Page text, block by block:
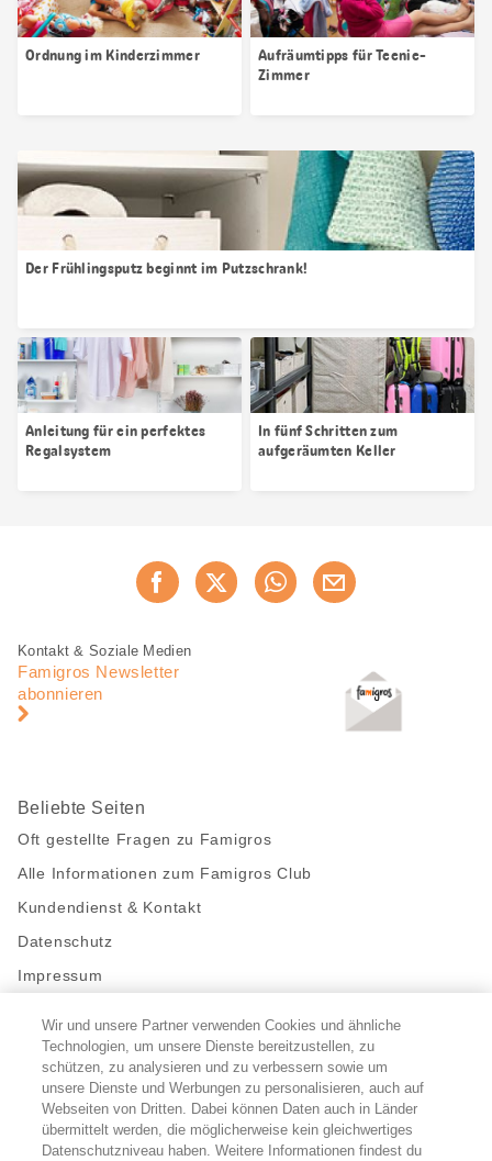
Ordnung im Kinderzimmer
Aufräumtipps für Teenie-
Zimmer
Der Frühlingsputz beginnt im Putzschrank!
Anleitung für ein perfektes
Regalsystem
In fünf Schritten zum
aufgeräumten Keller
Jetzt weiterempfehlen
Fusszeile
Fusszeile
Navigation
Kontakt & Soziale Medien
Famigros Newsletter
abonnieren
Beliebte Seiten
Oft gestellte Fragen zu Famigros
Alle Informationen zum Famigros Club
Kundendienst & Kontakt
Datenschutz
Impressum
Bleibe mit uns in Kontakt
Facebook
https://twitter.com/migros
https://www.youtube.com/user/
PinterestInstagram
Cookie-Einstellungen
Wir und unsere Partner verwenden Cookies und ähnliche
Technologien, um unsere Dienste bereitzustellen, zu
schützen, zu analysieren und zu verbessern sowie um
unsere Dienste und Werbungen zu personalisieren, auch auf
Webseiten von Dritten. Dabei können Daten auch in Länder
übermittelt werden, die möglicherweise kein gleichwertiges
Datenschutzniveau haben. Weitere Informationen findest du